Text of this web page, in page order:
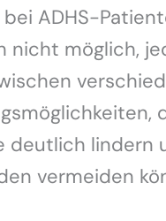
ADHS-
nicht möglich,
deutlich lindern
vermeiden